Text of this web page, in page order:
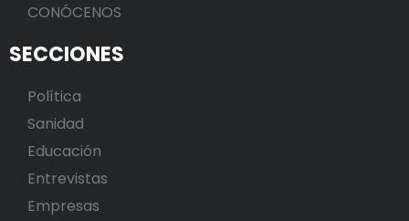
CONÓCENOS
SECCIONES
Política
Sanidad
Educación
Entrevistas
Empresas